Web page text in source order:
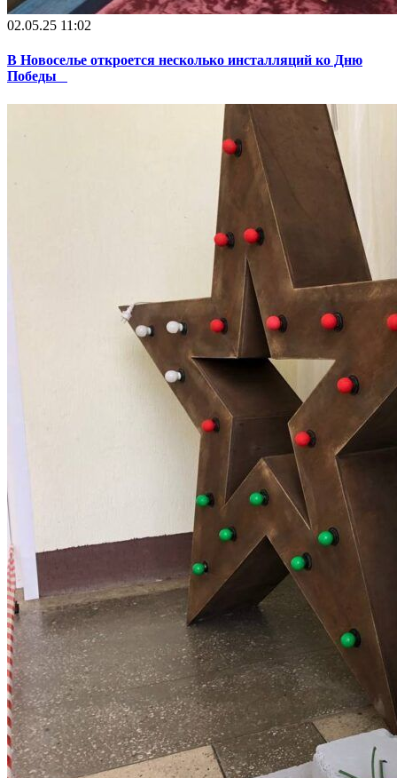
02.05.25 11:02
В Новоселье откроется несколько инсталляций ко Дню
Победы